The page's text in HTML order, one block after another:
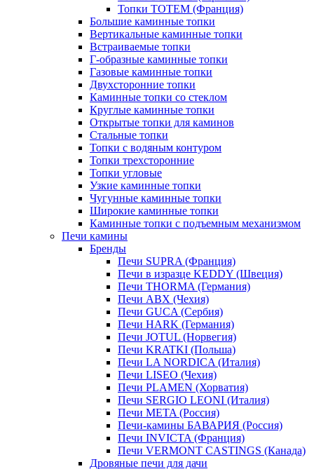
Топки TOTEM (Франция)
Большие каминные топки
Вертикальные каминные топки
Встраиваемые топки
Г-образные каминные топки
Газовые каминные топки
Двухсторонние топки
Каминные топки со стеклом
Круглые каминные топки
Открытые топки для каминов
Стальные топки
Топки с водяным контуром
Топки трехсторонние
Топки угловые
Узкие каминные топки
Чугунные каминные топки
Широкие каминные топки
Каминные топки с подъемным механизмом
Печи камины
Бренды
Печи SUPRA (Франция)
Печи в изразце KEDDY (Швеция)
Печи THORMA (Германия)
Печи ABX (Чехия)
Печи GUCA (Сербия)
Печи HARK (Германия)
Печи JOTUL (Норвегия)
Печи KRATKI (Польша)
Печи LA NORDICA (Италия)
Печи LISEO (Чехия)
Печи PLAMEN (Хорватия)
Печи SERGIO LEONI (Италия)
Печи META (Россия)
Печи-камины БАВАРИЯ (Россия)
Печи INVICTA (Франция)
Печи VERMONT CASTINGS (Канада)
Дровяные печи для дачи